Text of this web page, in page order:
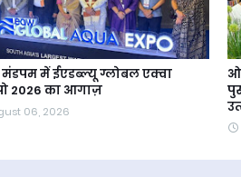
मंडपम में ईएडब्ल्यू ग्लोबल एक्वा
2026 का आगाज़
06, 2026